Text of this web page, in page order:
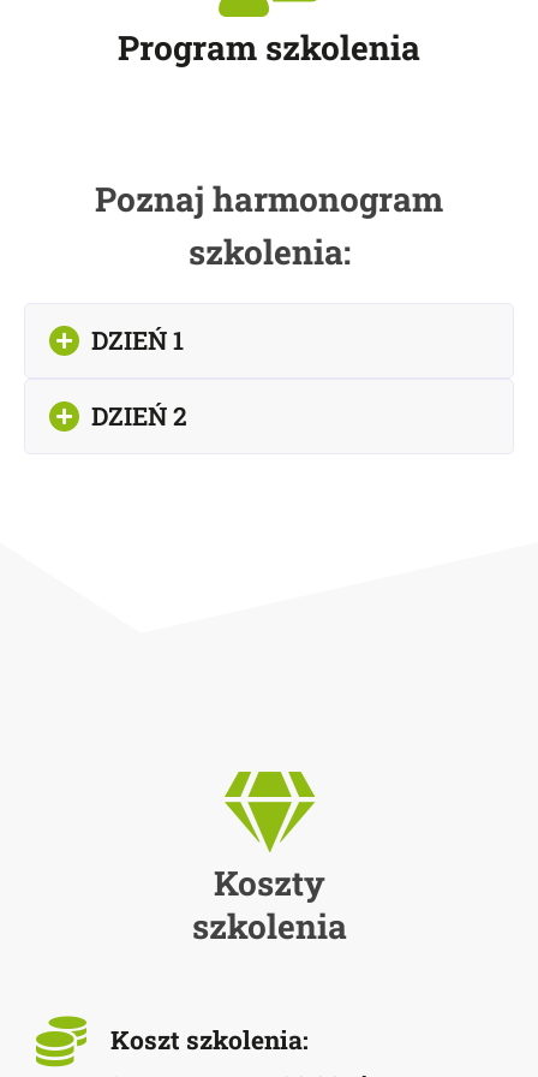
Program szkolenia
Poznaj harmonogram
szkolenia:
DZIEŃ 1
DZIEŃ 2
Koszt szkolenia:
Koszty
szkolenia